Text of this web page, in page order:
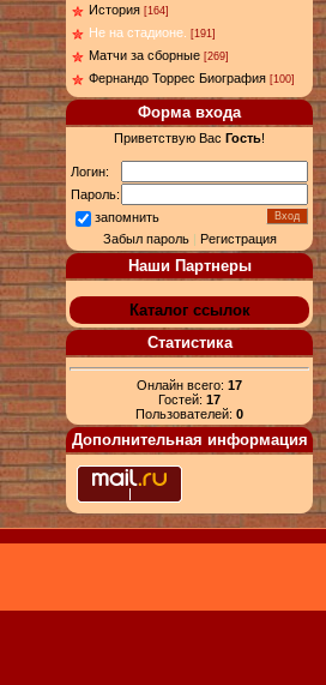
История [164]
Не на стадионе. [191]
Матчи за сборные [269]
Фернандо Торрес Биография [100]
Форма входа
Приветствую Вас Гость!
Логин:
Пароль:
запомнить
Забыл пароль| Регистрация
Наши Партнеры
Каталог ссылок
Статистика
Онлайн всего: 17
Гостей: 17
Пользователей: 0
Дополнительная информация